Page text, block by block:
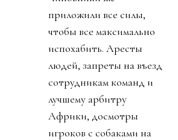
приложили все силы,
чтобы все максимально
испохабить. Аресты
людей, запреты на въезд
сотрудникам команд и
лучшему арбитру
Африки, досмотры
игроков с собаками на